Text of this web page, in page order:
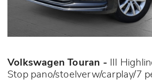
Volkswagen Touran -
III
Stop pano/stoelverw/carplay/7